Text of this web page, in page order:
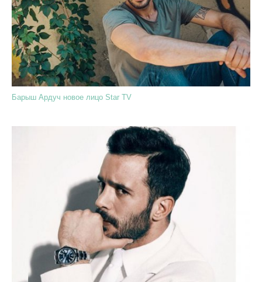
Барыш Ардуч новое лицо Star TV